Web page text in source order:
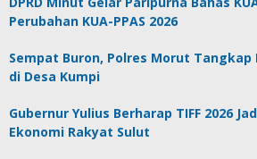
Perubahan KUA-PPAS 2026
Sempat Buron, Polres Morut
di Desa Kumpi
Gubernur Yulius Berharap TIFF 2026
Ekonomi Rakyat Sulut